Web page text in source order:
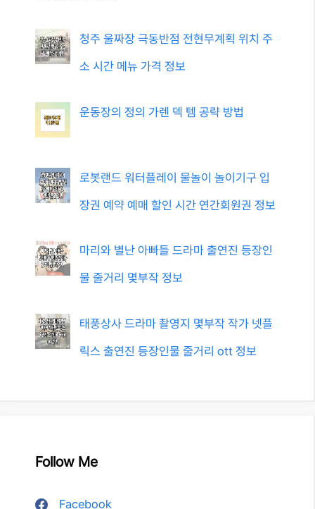
청주 울짜장 극동반점 전현무계획 위치 주
소 시간 메뉴 가격 정보
운동장의 정의 가렌 덱 템 공략 방법
로봇랜드 워터플레이 물놀이 놀이기구 입
장권 예약 예매 할인 시간 연간회원권 정보
마리와 별난 아빠들 드라마 출연진 등장인
물 줄거리 몇부작 정보
태풍상사 드라마 촬영지 몇부작 작가 넷플
릭스 출연진 등장인물 줄거리 ott 정보
Follow Me
Facebook